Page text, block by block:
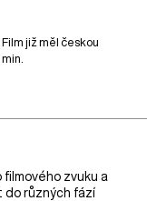
již měl českou
filmového zvuku a
do různých fází